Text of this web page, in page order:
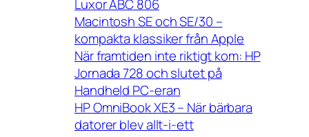
Luxor ABC 806
Macintosh SE och SE/30 –
kompakta klassiker från Apple
När framtiden inte riktigt kom: HP
Jornada 728 och slutet på
Handheld PC-eran
HP OmniBook XE3 – När bärbara
datorer blev allt-i-ett